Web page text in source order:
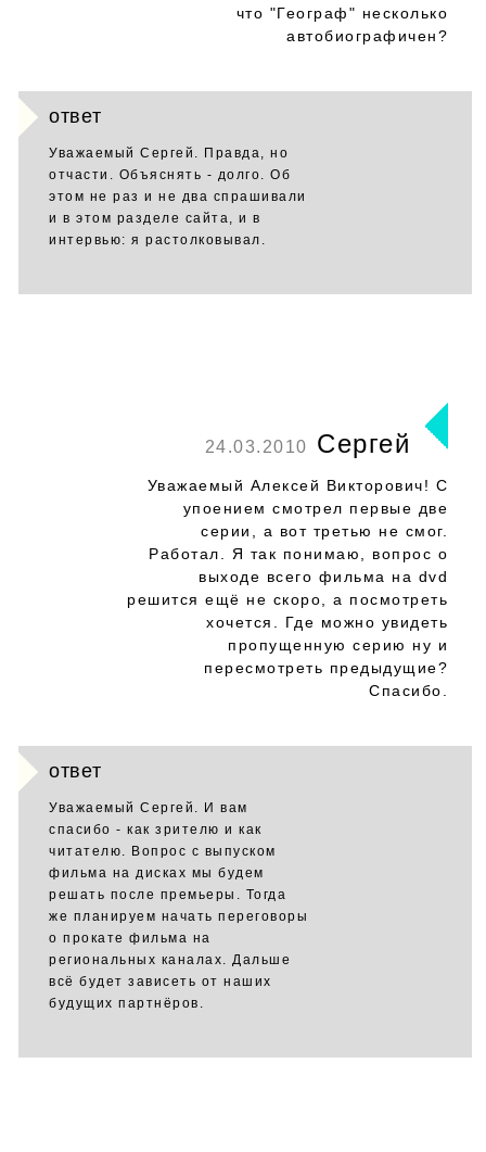
что "Географ" несколько
автобиографичен?
ответ
Уважаемый Сергей. Правда, но
отчасти. Объяснять - долго. Об
этом не раз и не два спрашивали
и в этом разделе сайта, и в
интервью: я растолковывал.
24.03.2010 Сергей
Уважаемый Алексей Викторович! С
упоением смотрел первые две
серии, а вот третью не смог.
Работал. Я так понимаю, вопрос о
выходе всего фильма на dvd
решится ещё не скоро, а посмотреть
хочется. Где можно увидеть
пропущенную серию ну и
пересмотреть предыдущие?
Спасибо.
ответ
Уважаемый Сергей. И вам
спасибо - как зрителю и как
читателю. Вопрос с выпуском
фильма на дисках мы будем
решать после премьеры. Тогда
же планируем начать переговоры
о прокате фильма на
региональных каналах. Дальше
всё будет зависеть от наших
будущих партнёров.